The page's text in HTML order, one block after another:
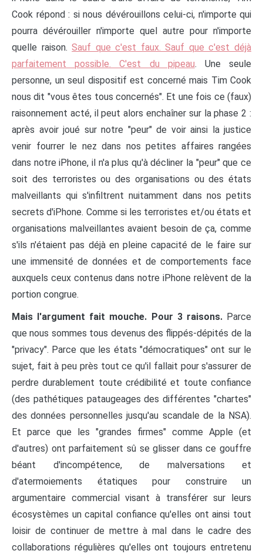
Cook répond : si nous dévérouillons celui-ci, n'importe qui
pourra dévérouiller n'importe quel autre pour n'importe
quelle raison.Sauf que c'est faux. Sauf que c'est déjà
parfaitement possible. C'est du pipeau. Une seule
personne, un seul dispositif est concerné mais Tim Cook
nous dit "vous êtes tous concernés". Et une fois ce (faux)
raisonnement acté, il peut alors enchaîner sur la phase 2 :
après avoir joué sur notre "peur" de voir ainsi la justice
venir fourrer le nez dans nos petites affaires rangées
dans notre iPhone, il n'a plus qu'à décliner la "peur" que ce
soit des terroristes ou des organisations ou des états
malveillants qui s'infiltrent nuitamment dans nos petits
secrets d'iPhone. Comme si les terroristes et/ou états et
organisations malveillantes avaient besoin de ça, comme
s'ils n'étaient pas déjà en pleine capacité de le faire sur
une immensité de données et de comportements face
auxquels ceux contenus dans notre iPhone relèvent de la
portion congrue.
Mais l'argument fait mouche. Pour 3 raisons.Parce
que nous sommes tous devenus des flippés-dépités de la
"privacy". Parce que les états "démocratiques" ont sur le
sujet, fait à peu près tout ce qu'il fallait pour s'assurer de
perdre durablement toute crédibilité et toute confiance
(des pathétiques pataugeages des différentes "chartes"
des données personnelles jusqu'au scandale de la NSA).
Et parce que les "grandes firmes" comme Apple (et
d'autres) ont parfaitement sû se glisser dans ce gouffre
béant d'incompétence, de malversations et
d'atermoiements étatiques pour construire un
argumentaire commercial visant à transférer sur leurs
écosystèmes un capital confiance qu'elles ont ainsi tout
loisir de continuer de mettre à mal dans le cadre des
collaborations régulières qu'elles ont toujours entretenu